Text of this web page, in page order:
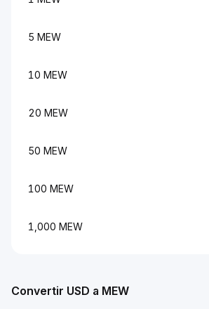
5 MEW
10 MEW
20 MEW
50 MEW
100 MEW
1,000 MEW
Convertir USD a MEW